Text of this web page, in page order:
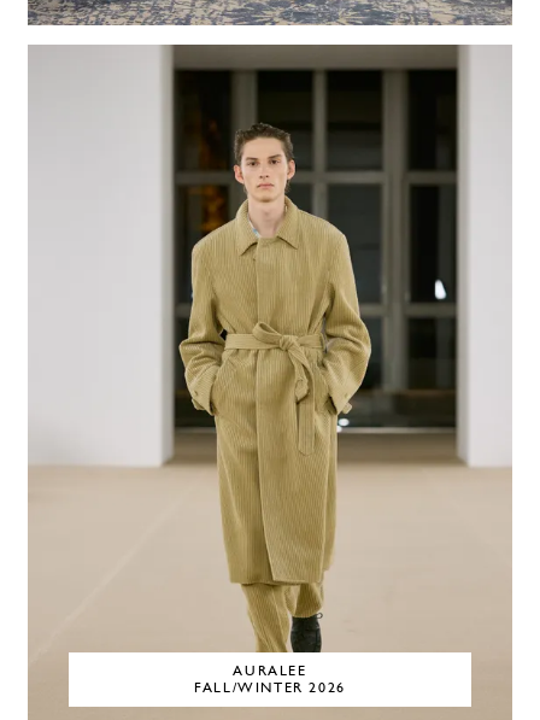
AURALEE
FALL/WINTER 2026